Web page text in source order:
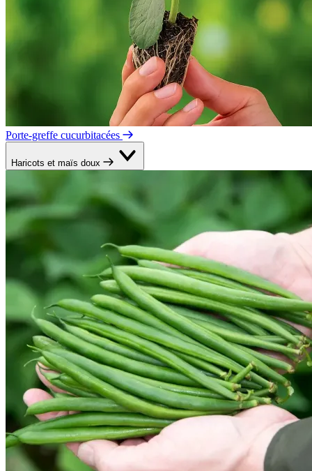
Porte-greffe cucurbitacées
Haricots et maïs doux